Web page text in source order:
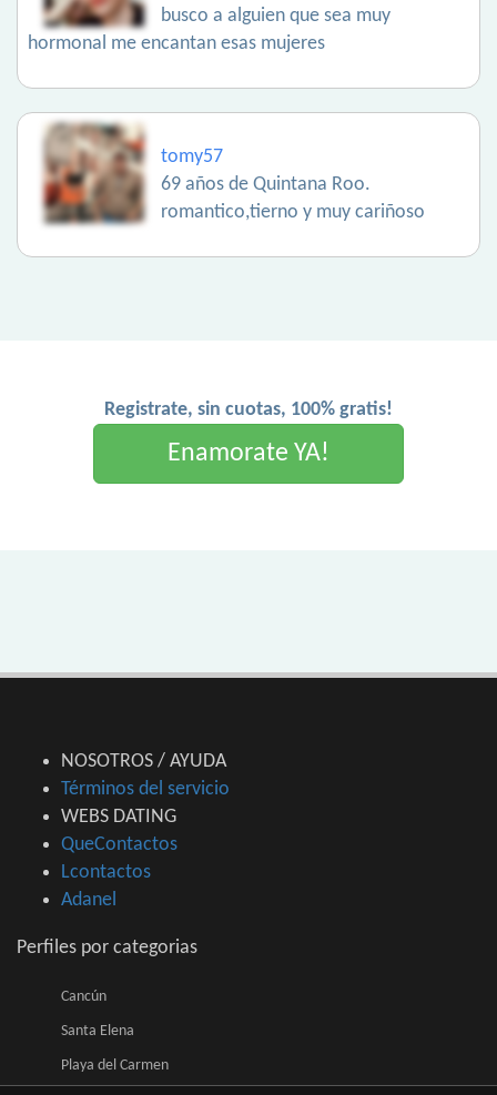
busco a alguien que sea muy
hormonal me encantan esas mujeres
tomy57
69 años de Quintana Roo.
romantico,tierno y muy cariñoso
Registrate, sin cuotas, 100% gratis!
Enamorate YA!
NOSOTROS / AYUDA
Términos del servicio
WEBS DATING
QueContactos
Lcontactos
Adanel
Perfiles por categorias
Cancún
Santa Elena
Playa del Carmen